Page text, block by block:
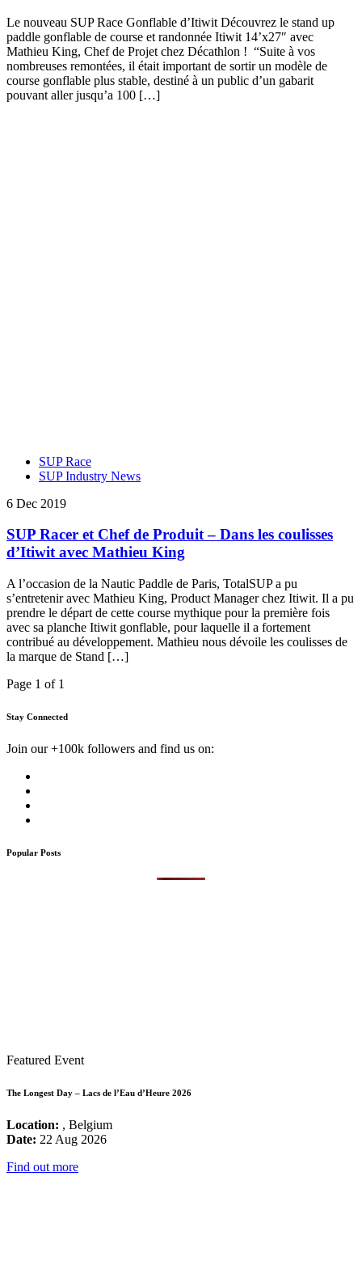
Le nouveau SUP Race Gonflable d’Itiwit Découvrez le stand up
paddle gonflable de course et randonnée Itiwit 14’x27″ avec
Mathieu King, Chef de Projet chez Décathlon ! “Suite à vos
nombreuses remontées, il était important de sortir un modèle de
course gonflable plus stable, destiné à un public d’un gabarit
pouvant aller jusqu’a 100 […]
SUP Race
SUP Industry News
6 Dec 2019
SUP Racer et Chef de Produit – Dans les coulisses
d’Itiwit avec Mathieu King
A l’occasion de la Nautic Paddle de Paris, TotalSUP a pu
s’entretenir avec Mathieu King, Product Manager chez Itiwit. Il a pu
prendre le départ de cette course mythique pour la première fois
avec sa planche Itiwit gonflable, pour laquelle il a fortement
contribué au développement. Mathieu nous dévoile les coulisses de
la marque de Stand […]
Page 1 of 1
Stay Connected
Join our +100k followers and find us on:
Popular Posts
Featured Event
The Longest Day – Lacs de l’Eau d’Heure 2026
Location: , Belgium
Date: 22 Aug 2026
Find out more